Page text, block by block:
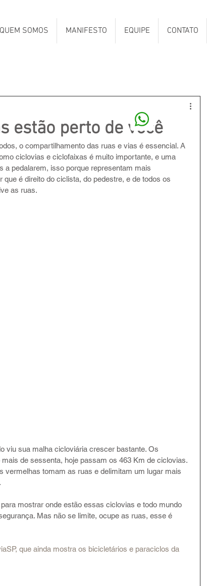
QUEM SOMOS MANIFESTO EQUIPE CONTATO
estão perto de você
o compartilhamento das ruas e vias é essencial. A
ciclovias e ciclofaixas é muito importante, e uma
a pedalarem, isso porque representam mais
é direito do ciclista, do pedestre, e de todos os
as ruas.
viu sua malha cicloviária crescer bastante. Os
de sessenta, hoje passam os 463 Km de ciclovias.
vermelhas tomam as ruas e delimitam um lugar mais
mostrar onde estão essas ciclovias e todo mundo
Mas não se limite, ocupe as ruas, esse é
que ainda mostra os bicicletários e paraciclos da